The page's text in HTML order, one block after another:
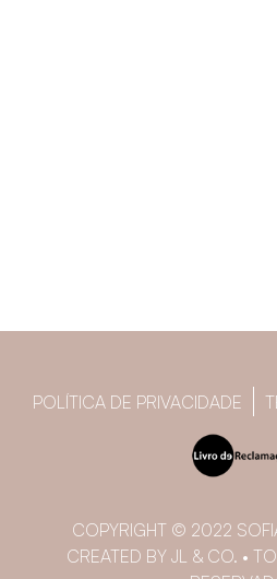
POLÍTICA DE PRIVACIDADE
COPYRIGHT © 2022
CREATED BY JL & CO. •